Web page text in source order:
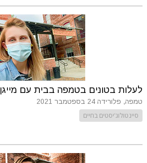
לעלות בטונים בטמפה בבית עם מייגן
טמפה, פלורידה 24 בספטמבר 2021
סיינטולוג'יסטים בחיים